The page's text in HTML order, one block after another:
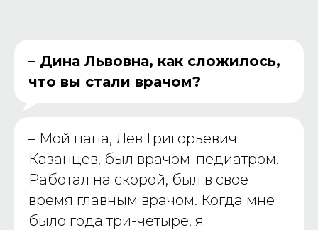
– Дина Львовна, как сложилось,
что вы стали врачом?
– Мой папа, Лев Григорьевич
Казанцев, был врачом-педиатром.
Работал на скорой, был в свое
время главным врачом. Когда мне
было года три-четыре, я